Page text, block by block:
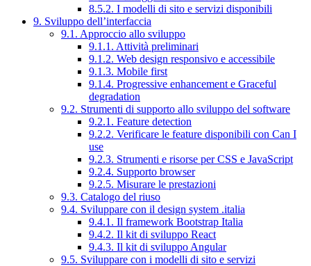
8.5.2. I modelli di sito e servizi disponibili
9. Sviluppo dell’interfaccia
9.1. Approccio allo sviluppo
9.1.1. Attività preliminari
9.1.2. Web design responsivo e accessibile
9.1.3. Mobile first
9.1.4. Progressive enhancement e Graceful
degradation
9.2. Strumenti di supporto allo sviluppo del software
9.2.1. Feature detection
9.2.2. Verificare le feature disponibili con Can I
use
9.2.3. Strumenti e risorse per CSS e JavaScript
9.2.4. Supporto browser
9.2.5. Misurare le prestazioni
9.3. Catalogo del riuso
9.4. Sviluppare con il design system .italia
9.4.1. Il framework Bootstrap Italia
9.4.2. Il kit di sviluppo React
9.4.3. Il kit di sviluppo Angular
9.5. Sviluppare con i modelli di sito e servizi